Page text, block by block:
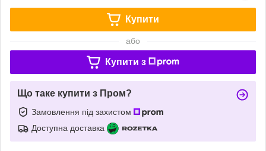
Купити
або
Купити з
Що таке купити з Пром?
Замовлення під захистом
Доступна доставка